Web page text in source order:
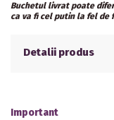
Buchetul livrat poate
ca va fi cel putin la fel de
Detalii produs
Important